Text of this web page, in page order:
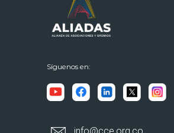
Síguenos en: